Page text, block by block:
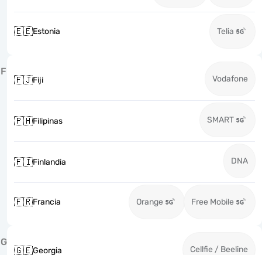
🇪🇪Estonia Telia
F
🇫🇯Fiji Vodafone
🇵🇭Filipinas SMART
🇫🇮Finlandia DNA
🇫🇷Francia Orange Free Mobile
G
🇬🇪Georgia Cellfie / Beeline